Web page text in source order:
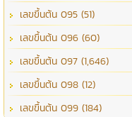
เลขขึ้นต้น 095 (51)
เลขขึ้นต้น 096 (60)
เลขขึ้นต้น 097 (1,646)
เลขขึ้นต้น 098 (12)
เลขขึ้นต้น 099 (184)